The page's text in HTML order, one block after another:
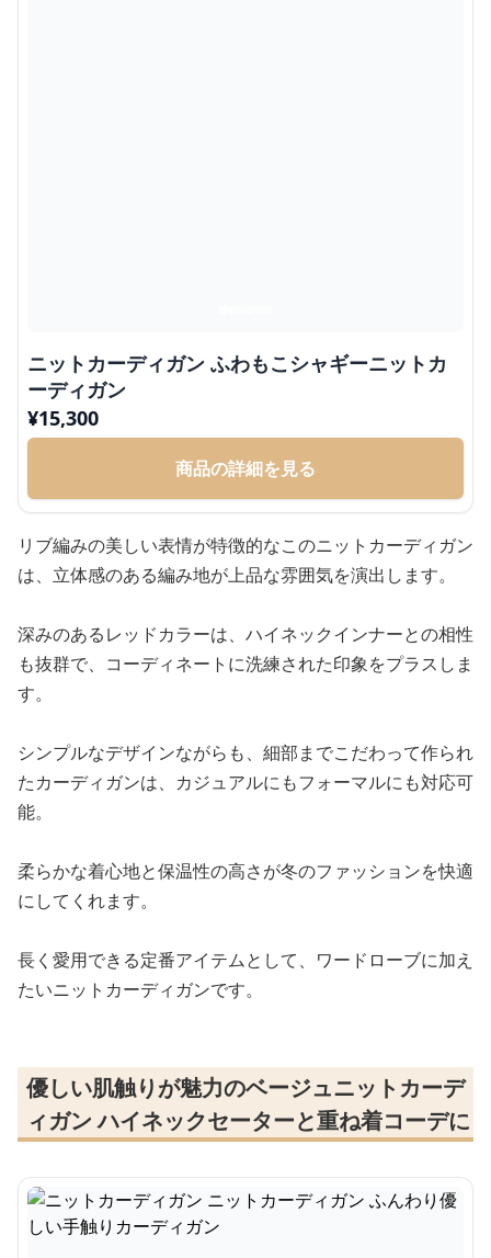
ニットカーディガン ふわもこシャギーニットカ
ーディガン
¥15,300
商品の詳細を見る
リブ編みの美しい表情が特徴的なこのニットカーディガン
は、立体感のある編み地が上品な雰囲気を演出します。
深みのあるレッドカラーは、ハイネックインナーとの相性
も抜群で、コーディネートに洗練された印象をプラスしま
す。
シンプルなデザインながらも、細部までこだわって作られ
たカーディガンは、カジュアルにもフォーマルにも対応可
能。
柔らかな着心地と保温性の高さが冬のファッションを快適
にしてくれます。
長く愛用できる定番アイテムとして、ワードローブに加え
たいニットカーディガンです。
優しい肌触りが魅力のベージュニットカーデ
ィガン ハイネックセーターと重ね着コーデに